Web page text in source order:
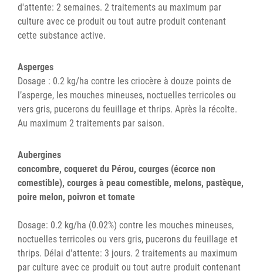
d'attente: 2 semaines. 2 traitements au maximum par
culture avec ce produit ou tout autre produit contenant
cette substance active.
Asperges
Dosage : 0.2 kg/ha contre les criocère à douze points de
l’asperge, les mouches mineuses, noctuelles terricoles ou
vers gris, pucerons du feuillage et thrips. Après la récolte.
Au maximum 2 traitements par saison.
Aubergines
concombre, coqueret du Pérou, courges (écorce non
comestible), courges à peau comestible, melons, pastèque,
poire melon, poivron et tomate
Dosage: 0.2 kg/ha (0.02%) contre les mouches mineuses,
noctuelles terricoles ou vers gris, pucerons du feuillage et
thrips. Délai d'attente: 3 jours. 2 traitements au maximum
par culture avec ce produit ou tout autre produit contenant